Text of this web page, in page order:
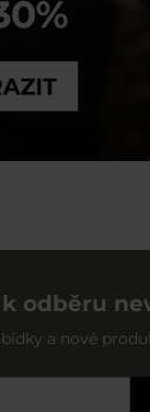
odběru
a nové